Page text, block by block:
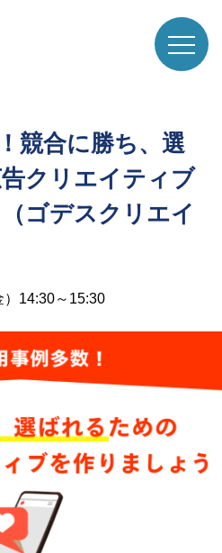
競合に勝ち、選
クリエイティブ
ゴデスクリエイ
）14:30～15:30